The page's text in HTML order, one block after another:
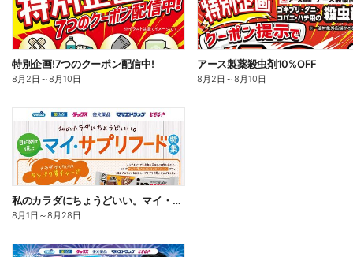
特別企画!7つのクーポン配信中!
8月2日 ～8月10日
アース製薬殺虫剤10%OFF
8月2日 ～8月10日
私のカラダにちょうどいい。マイ・サプリフード
8月1日 ～8月28日